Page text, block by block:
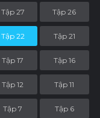
Tập 27 Tập 26
Tập 22 Tập 21
Tập 17 Tập 16
Tập 12 Tập 11
Tập 7 Tập 6